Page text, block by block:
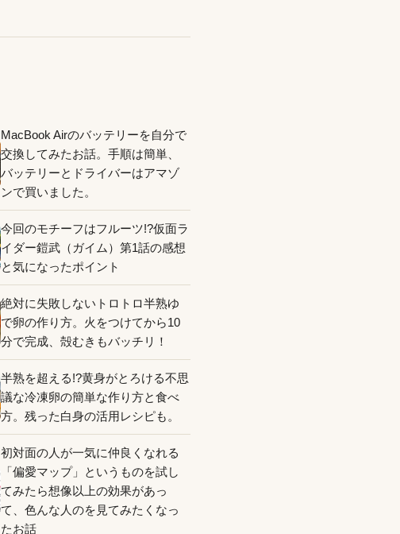
MacBook Airのバッテリーを自分で
交換してみたお話。手順は簡単、
バッテリーとドライバーはアマゾ
ンで買いました。
今回のモチーフはフルーツ!?仮面ラ
イダー鎧武（ガイム）第1話の感想
と気になったポイント
絶対に失敗しないトロトロ半熟ゆ
で卵の作り方。火をつけてから10
分で完成、殻むきもバッチリ！
半熟を超える!?黄身がとろける不思
議な冷凍卵の簡単な作り方と食べ
方。残った白身の活用レシピも。
初対面の人が一気に仲良くなれる
「偏愛マップ」というものを試し
てみたら想像以上の効果があっ
て、色んな人のを見てみたくなっ
たお話